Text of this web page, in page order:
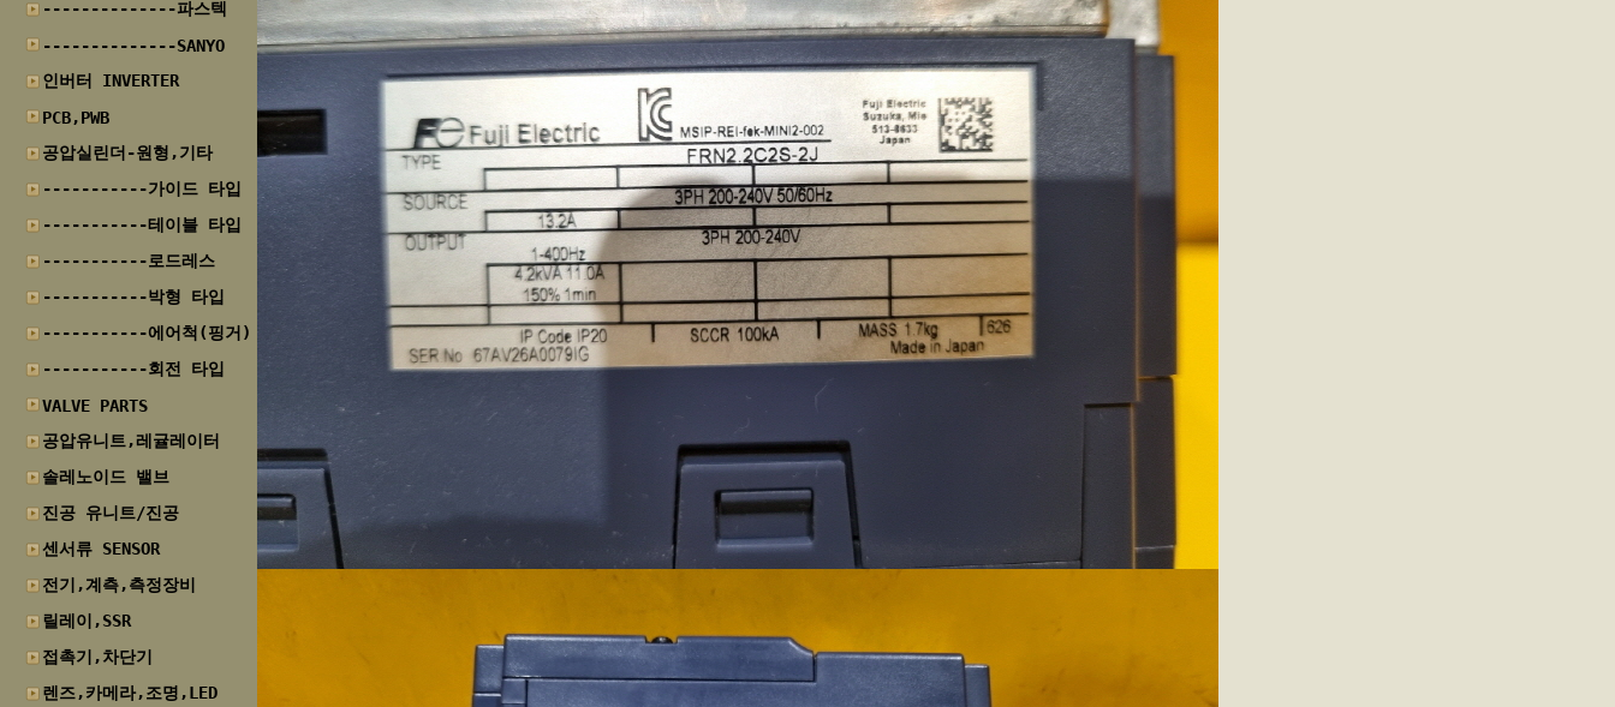
--------------파스텍
--------------SANYO
인버터 INVERTER
PCB,PWB
공압실린더-원형,기타
-----------가이드 타입
-----------테이블 타입
-----------로드레스
-----------박형 타입
-----------에어척(핑거)
-----------회전 타입
VALVE PARTS
공압유니트,레귤레이터
솔레노이드 밸브
진공 유니트/진공
센서류 SENSOR
전기,계측,측정장비
릴레이,SSR
접촉기,차단기
렌즈,카메라,조명,LED